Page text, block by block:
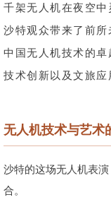
千架无人机在夜空
沙特观众带来了前
中国无人机技术的卓
技术创新以及文旅应
无人机技术与艺术
沙特的这场无人机表
合。